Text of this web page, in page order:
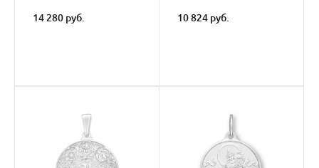
14 280 руб. 10 824 руб.